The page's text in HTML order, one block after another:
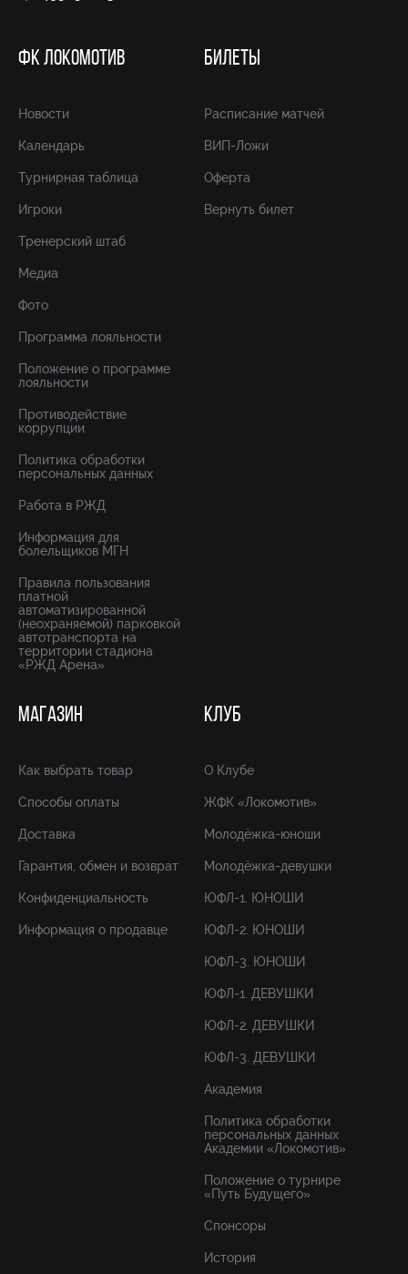
ФК ЛОКОМОТИВ
Новости
Календарь
Турнирная таблица
Игроки
Тренерский штаб
Медиа
Фото
Программа лояльности
Положение о программе
лояльности
Противодействие
коррупции
Политика обработки
персональных данных
Работа в РЖД
Информация для
болельщиков МГН
Правила пользования
платной
автоматизированной
(неохраняемой) парковкой
автотранспорта на
территории стадиона
«РЖД Арена»
БИЛЕТЫ
Расписание матчей
ВИП-Ложи
Оферта
Вернуть билет
МАГАЗИН
Как выбрать товар
Способы оплаты
Доставка
Гарантия, обмен и возврат
Конфиденциальность
Информация о продавце
КЛУБ
О Клубе
ЖФК «Локомотив»
Молодёжка-юноши
Молодёжка-девушки
ЮФЛ-1. ЮНОШИ
ЮФЛ-2. ЮНОШИ
ЮФЛ-3. ЮНОШИ
ЮФЛ-1. ДЕВУШКИ
ЮФЛ-2. ДЕВУШКИ
ЮФЛ-3. ДЕВУШКИ
Академия
Политика обработки
персональных данных
Академии «Локомотив»
Положение о турнире
«Путь Будущего»
Спонсоры
История